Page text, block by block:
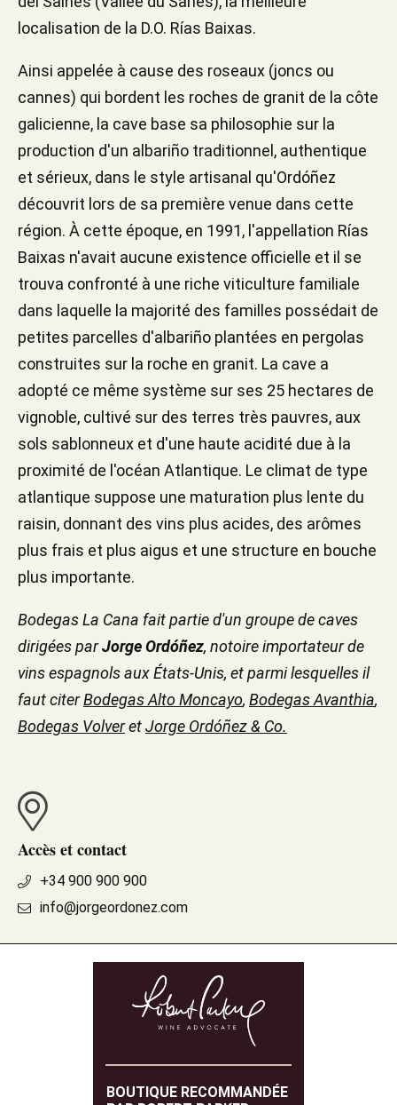
localisation de la D.O. Rías Baixas.
Ainsi appelée à cause des roseaux (joncs ou
cannes) qui bordent les roches de granit de la côte
galicienne, la cave base sa philosophie sur la
production d'un albariño traditionnel, authentique
et sérieux, dans le style artisanal qu'Ordóñez
découvrit lors de sa première venue dans cette
région. À cette époque, en 1991, l'appellation Rías
Baixas n'avait aucune existence officielle et il se
trouva confronté à une riche viticulture familiale
dans laquelle la majorité des familles possédait de
petites parcelles d'albariño plantées en pergolas
construites sur la roche en granit. La cave a
adopté ce même système sur ses 25 hectares de
vignoble, cultivé sur des terres très pauvres, aux
sols sablonneux et d'une haute acidité due à la
proximité de l'océan Atlantique. Le climat de type
atlantique suppose une maturation plus lente du
raisin, donnant des vins plus acides, des arômes
plus frais et plus aigus et une structure en bouche
plus importante.
Bodegas La Cana fait partie d'un groupe de caves
dirigées parJorge Ordóñez, notoire importateur de
vins espagnols aux États-Unis, et parmi lesquelles il
faut citerBodegas Alto Moncayo, Bodegas Avanthia,
Bodegas VolveretJorge Ordóñez & Co.
Accès et contact
+34 900 900 900
info@jorgeordonez.com
BOUTIQUE RECOMMANDÉE